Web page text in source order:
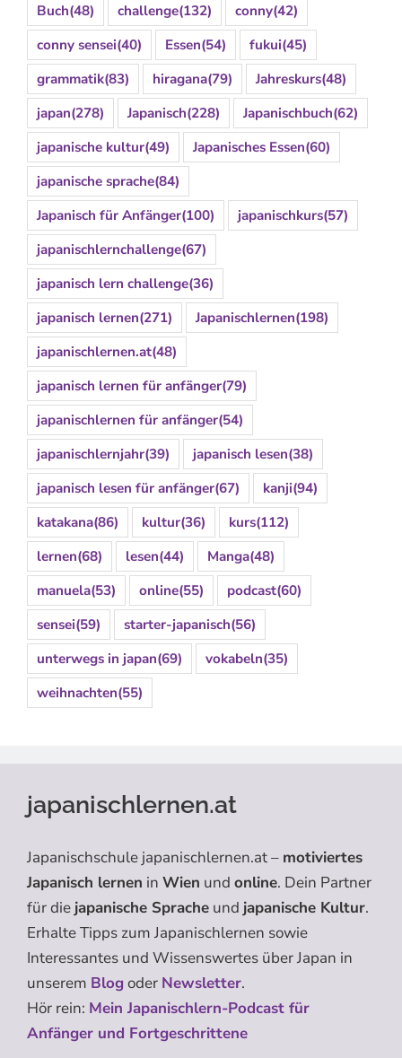
Buch(48) challenge(132) conny(42)
conny sensei(40) Essen(54) fukui(45)
grammatik(83) hiragana(79) Jahreskurs(48)
japan(278) Japanisch(228) Japanischbuch(62)
japanische kultur(49) Japanisches Essen(60)
japanische sprache(84)
Japanisch für Anfänger(100) japanischkurs(57)
japanischlernchallenge(67)
japanisch lern challenge(36)
japanisch lernen(271) Japanischlernen(198)
japanischlernen.at(48)
japanisch lernen für anfänger(79)
japanischlernen für anfänger(54)
japanischlernjahr(39) japanisch lesen(38)
japanisch lesen für anfänger(67) kanji(94)
katakana(86) kultur(36) kurs(112)
lernen(68) lesen(44) Manga(48)
manuela(53) online(55) podcast(60)
sensei(59) starter-japanisch(56)
unterwegs in japan(69) vokabeln(35)
weihnachten(55)
japanischlernen.at
Japanischschule japanischlernen.at – motiviertes
Japanisch lernen in Wien und online. Dein Partner
für die japanische Sprache und japanische Kultur.
Erhalte Tipps zum Japanischlernen sowie
Interessantes und Wissenswertes über Japan in
unserem Blogoder Newsletter.
Hör rein: Mein Japanischlern-Podcast für
Anfänger und Fortgeschrittene